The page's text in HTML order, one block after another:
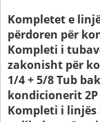
Kompletet e
përdoren për
Kompleti i
zakonisht për
1/4 + 5/8 Tub
kondicionerit 2P
Kompleti i linjës